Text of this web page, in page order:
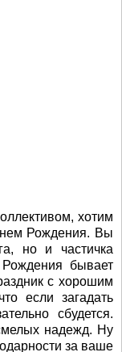
хотим
Рождения. Вы
но и частичка
бывает
с хорошим
если загадать
сбудется.
надежд. Ну
за ваше